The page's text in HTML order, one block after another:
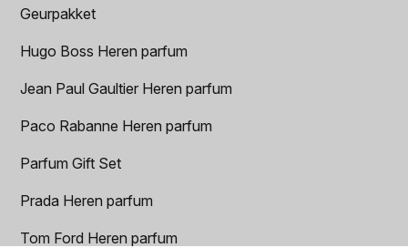
Geurpakket
Hugo Boss Heren parfum
Jean Paul Gaultier Heren parfum
Paco Rabanne Heren parfum
Parfum Gift Set
Prada Heren parfum
Tom Ford Heren parfum